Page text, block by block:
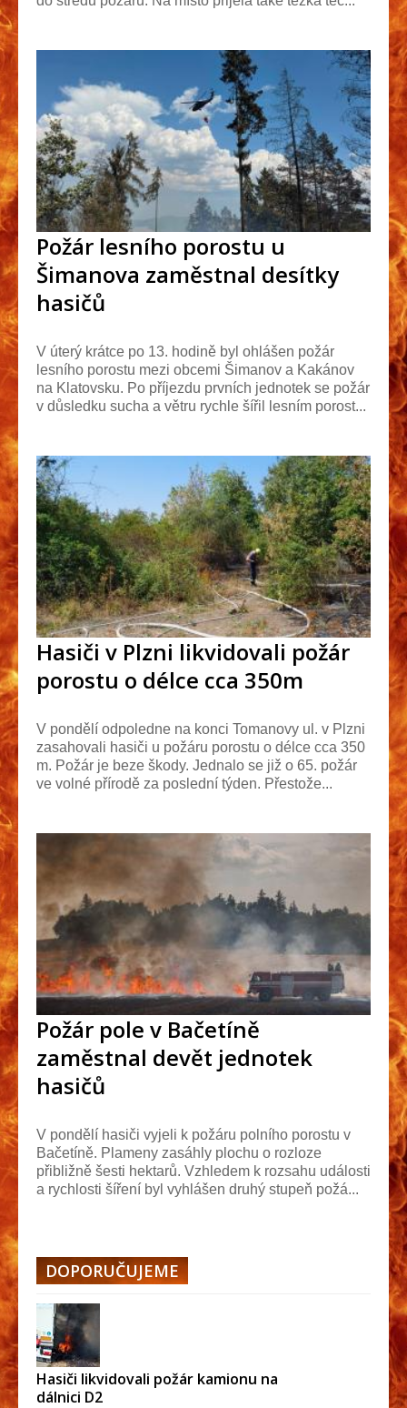
Požár lesního porostu u
Šimanova zaměstnal desítky
hasičů
V úterý krátce po 13. hodině byl ohlášen požár
lesního porostu mezi obcemi Šimanov a Kakánov
na Klatovsku. Po příjezdu prvních jednotek se požár
v důsledku sucha a větru rychle šířil lesním porost...
Hasiči v Plzni likvidovali požár
porostu o délce cca 350m
V pondělí odpoledne na konci Tomanovy ul. v Plzni
zasahovali hasiči u požáru porostu o délce cca 350
m. Požár je beze škody. Jednalo se již o 65. požár
ve volné přírodě za poslední týden. Přestože...
Požár pole v Bačetíně
zaměstnal devět jednotek
hasičů
V pondělí hasiči vyjeli k požáru polního porostu v
Bačetíně. Plameny zasáhly plochu o rozloze
přibližně šesti hektarů. Vzhledem k rozsahu události
a rychlosti šíření byl vyhlášen druhý stupeň požá...
DOPORUČUJEME
Hasiči likvidovali požár kamionu na
dálnici D2